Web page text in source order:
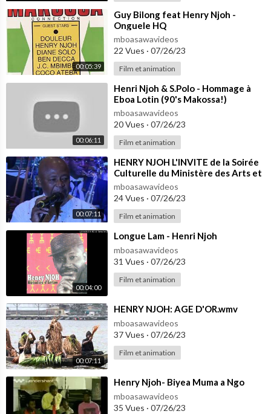
00:05:39
⁣Guy Bilong feat Henry Njoh -
Onguele HQ
mboasawavideos
22 Vues · 07/26/23
Film et animation
00:06:11
⁣Henri Njoh & S.Polo - Hommage à
Eboa Lotin (90's Makossa!)
mboasawavideos
20 Vues · 07/26/23
Film et animation
00:07:11
⁣HENRY NJOH L'INVITE de la Soirée
Culturelle du Ministère des Arts et
la Culture.
mboasawavideos
24 Vues · 07/26/23
Film et animation
00:04:00
⁣Longue Lam - Henri Njoh
mboasawavideos
31 Vues · 07/26/23
Film et animation
00:07:11
⁣HENRY NJOH: AGE D'OR.wmv
mboasawavideos
37 Vues · 07/26/23
Film et animation
⁣Henry Njoh- Biyea Muma a Ngo
mboasawavideos
35 Vues · 07/26/23